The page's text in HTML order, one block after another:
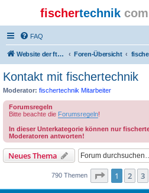
fischertechnik
FAQ
Website der ftcommunity Foren-Übersicht
Kontakt mit fischertechnik
Moderator: fischertechnik Mitarbeiter
Forumsregeln
Bitte beachte die Forumsregeln!
In dieser Unterkategorie können nur
Moderatoren antworten!
Neues Thema
790 Themen Seite 1von
1 2 3